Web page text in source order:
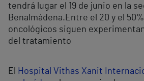
tendrá lugar el 19 de junio en la
Benalmádena. Entre el 20 y el
oncológicos siguen
del tratamiento
El Hospital Vithas Xanit